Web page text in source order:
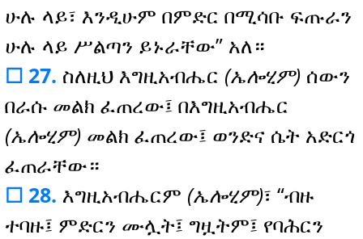
ሁሉ ላይ፣ እንዲሁም በምድር በሚሳቡ ፍጡራን
ሁሉ ላይ ሥልጣን ይኑራቸው” አለ።
☐ 27. ስለዚህ እግዚአብሔር (ኤሎሂም) ሰውን
በራሱ መልክ ፈጠረው፤ በእግዚአብሔር
(ኤሎሂም) መልክ ፈጠረው፤ ወንድና ሴት አድርጎ
ፈጠራቸው።
☐ 28. እግዚአብሔርም (ኤሎሂም)፣ “ብዙ
ተባዙ፤ ምድርን ሙሏት፤ ግዟትም፤ የባሕርን